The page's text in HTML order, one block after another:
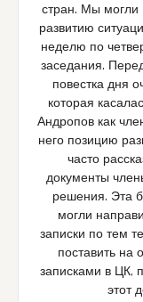
стран. Мы могли
развитию
неделю по
заседания.
повестка дня
которая
Андропов как
него позицию
часто
документы
решения. Эта
могли
записки по тем
поставить на
записками в ЦК,
этот